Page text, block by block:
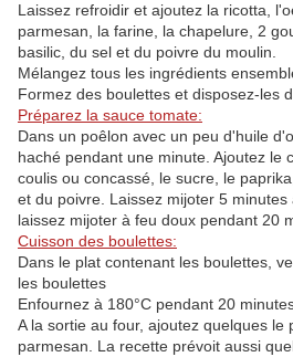
Laissez refroidir et ajoutez la ricotta,
parmesan, la farine, la chapelure, 2
basilic, du sel et du poivre du moulin.
Mélangez tous les ingrédients
Formez des boulettes et disposez-les
Préparez la sauce tomate:
Dans un poêlon avec un peu d'huile
haché pendant une minute. Ajoutez le
coulis ou concassé, le sucre, le
et du poivre. Laissez mijoter 5
laissez mijoter à feu doux pendant 20
Cuisson des boulettes:
Dans le plat contenant les boulettes,
les boulettes
Enfournez à 180°C pendant 20
A la sortie au four, ajoutez quelques le
parmesan. La recette prévoit aussi